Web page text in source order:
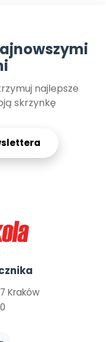
najlepsze
skrzynkę
Kraków